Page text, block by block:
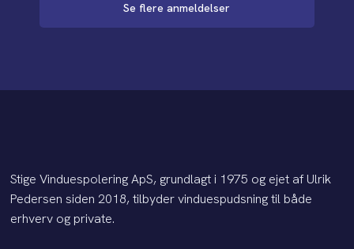
Se flere anmeldelser
Stige Vinduespolering ApS, grundlagt i 1975 og ejet af Ulrik
Pedersen siden 2018, tilbyder vinduespudsning til både
erhverv og private.